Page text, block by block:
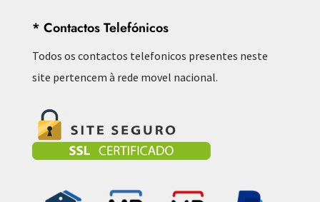
* Contactos Telefónicos
Todos os contactos telefonicos presentes neste
site pertencem à rede movel nacional.